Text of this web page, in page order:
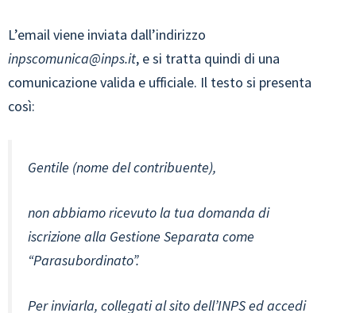
L’email viene inviata dall’indirizzo
inpscomunica@inps.it, e si tratta quindi di una
comunicazione valida e ufficiale. Il testo si presenta
così:
Gentile (nome del contribuente),
non abbiamo ricevuto la tua domanda di
iscrizione alla Gestione Separata come
“Parasubordinato”.
Per inviarla, collegati al sito dell’INPS ed accedi